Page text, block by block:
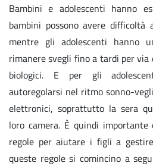
Bambini e adolescenti hanno
bambini possono avere difficoltà
mentre gli adolescenti hanno
rimanere svegli fino a tardi per
biologici. E per gli
autoregolarsi nel ritmo sonno-
elettronici, soprattutto la sera
loro camera. È quindi
regole per aiutare i figli a
queste regole si comincino a